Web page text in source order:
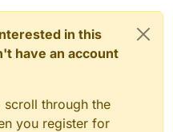
in this
have an account
through the
you register for